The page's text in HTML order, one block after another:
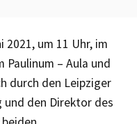
2021, um 11 Uhr, im
Paulinum – Aula und
durch den Leipziger
und den Direktor des